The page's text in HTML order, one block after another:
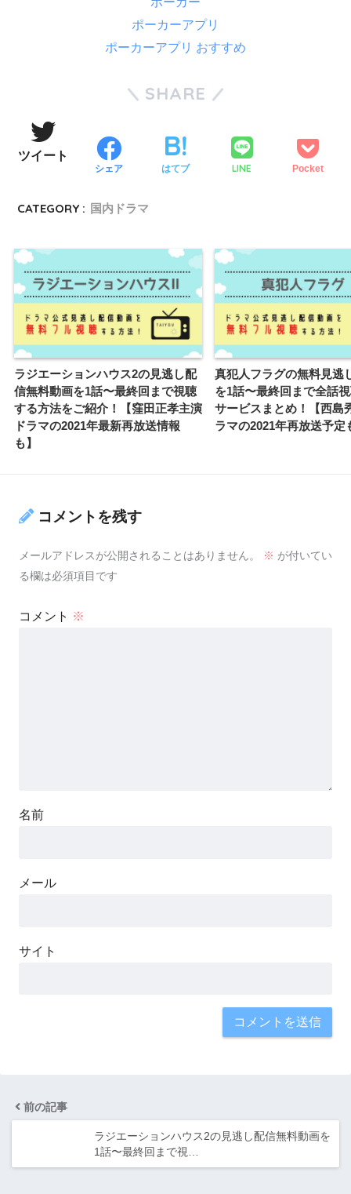
ポーカーアプリ
ポーカーアプリ おすすめ
SHARE
ツイート
シェア はてブ LINE Pocket
CATEGORY : 国内ドラマ
ラジエーションハウス2の見逃し配
信無料動画を1話〜最終回まで視聴
する方法をご紹介！【窪田正孝主演
ドラマの2021年最新再放送情報
も】
真犯人フラグの無料見逃
を1話〜最終回まで全話
サービスまとめ！【西島
ラマの2021年再放送予定
コメントを残す
メールアドレスが公開されることはありません。 ※ が付いてい
る欄は必須項目です
コメント ※
名前
メール
サイト
前の記事
ラジエーションハウス2の見逃し配信無料動画を
1話〜最終回まで視…